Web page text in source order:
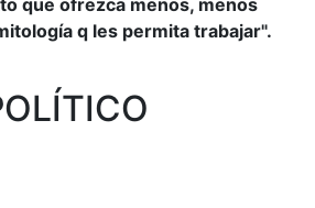
que ofrezca menos, menos
q les permita trabajar".